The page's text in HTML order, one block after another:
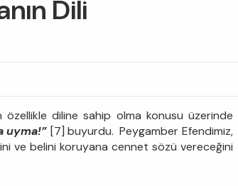
Dili
özellikle diline sahip olma konusu üzerinde
uyma!” [7] buyurdu. Peygamber Efendimiz,
ve belini koruyana cennet sözü vereceğini